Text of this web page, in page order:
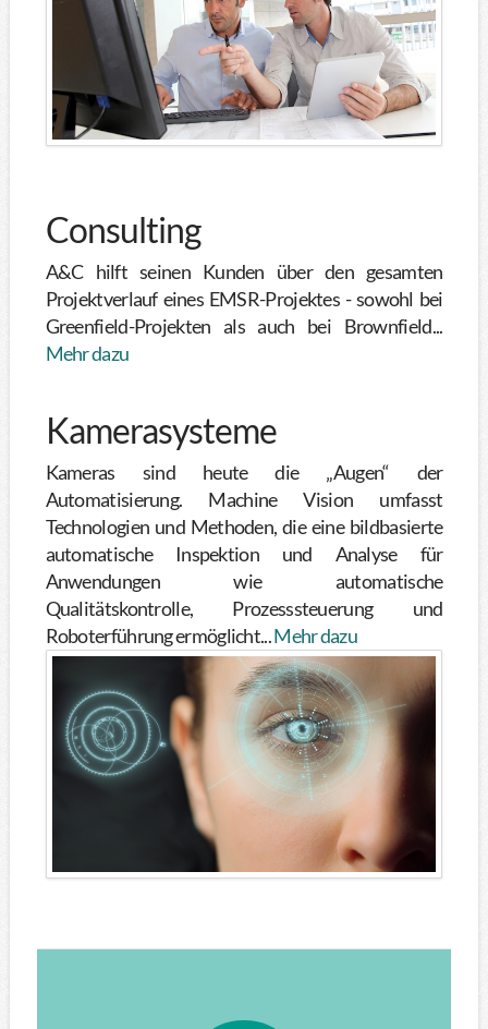
Consulting
A&C hilft seinen Kunden über den gesamten
Projektverlauf eines EMSR-Projektes - sowohl bei
Greenfield-Projekten als auch bei Brownfield...
Mehr dazu
Kamerasysteme
Kameras sind heute die „Augen“ der
Automatisierung. Machine Vision umfasst
Technologien und Methoden, die eine bildbasierte
automatische Inspektion und Analyse für
Anwendungen wie automatische
Qualitätskontrolle, Prozesssteuerung und
Roboterführung ermöglicht...Mehr dazu